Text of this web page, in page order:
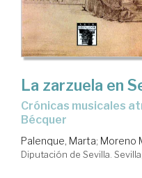
La zarzuela en
crónicas musicales atribuidas a Gustavo Adolfo
Bécquer
Palenque, Marta; Moreno
Diputación de Sevilla.